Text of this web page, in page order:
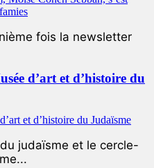
fois la newsletter
d’art et d’histoire du
judaïsme et le cercle-